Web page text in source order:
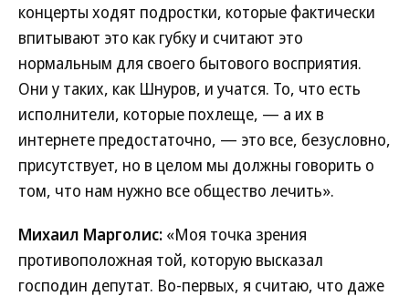
концерты ходят подростки, которые фактически
впитывают это как губку и считают это
нормальным для своего бытового восприятия.
Они у таких, как Шнуров, и учатся. То, что есть
исполнители, которые похлеще, — а их в
интернете предостаточно, — это все, безусловно,
присутствует, но в целом мы должны говорить о
том, что нам нужно все общество лечить».
Михаил Марголис: «Моя точка зрения
противоположная той, которую высказал
господин депутат. Во-первых, я считаю, что даже